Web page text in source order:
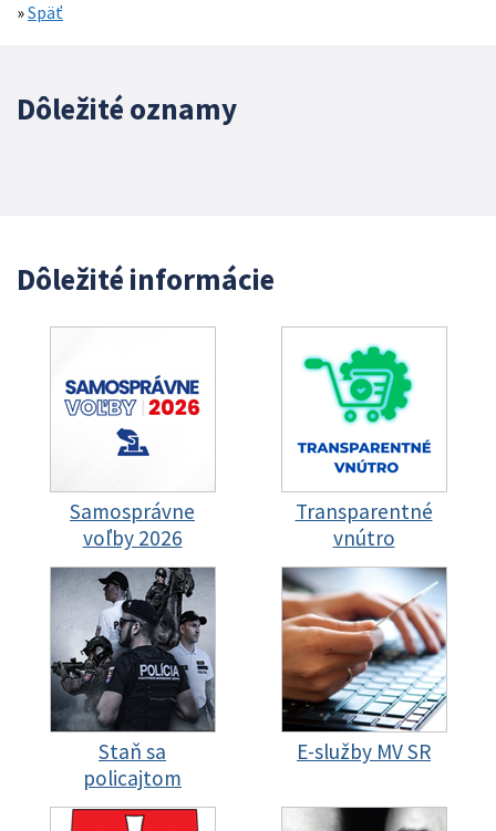
»Späť
Dôležité oznamy
Dôležité informácie
Samosprávne
voľby 2026
Transparentné
vnútro
Staň sa
policajtom
E-služby MV SR